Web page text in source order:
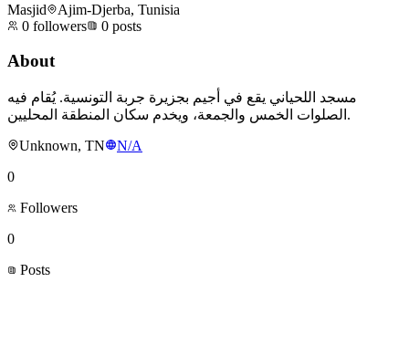
Masjid
Ajim-Djerba, Tunisia
0 followers 0 posts
About
مسجد اللحياني يقع في أجيم بجزيرة جربة التونسية. يُقام فيه
الصلوات الخمس والجمعة، ويخدم سكان المنطقة المحليين.
Unknown, TN
N/A
0
Followers
0
Posts